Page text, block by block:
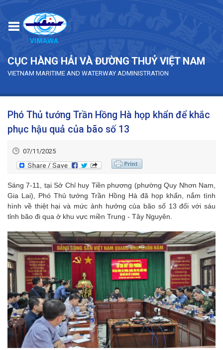
CỤC HÀNG HẢI VÀ ĐƯỜNG THUỶ VIỆT NAM
VIETNAM MARITIME AND WATERWAY ADMINISTRATION
Phó Thủ tướng Trần Hồng Hà họp khẩn để khắc
phục hậu quả của bão số 13
07/11/2025
Sáng 7-11, tại Sở Chỉ huy Tiền phương (phường Quy Nhơn Nam,
Gia Lai), Phó Thủ tướng Trần Hồng Hà đã họp khẩn, nắm tình
hình về thiệt hại và mức ảnh hưởng của bão số 13 đối với sáu
tỉnh bão đi qua ở khu vực miền Trung - Tây Nguyên.